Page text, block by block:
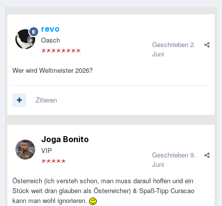
revo
Oasch Geschrieben 2.
Juni
Wer wird Weltmeister 2026?
Zitieren
Joga Bonito
VIP Geschrieben 9.
Juni
Österreich (ich versteh schon, man muss darauf hoffen und ein
Stück weit dran glauben als Österreicher) & Spaß-Tipp Curacao
kann man wohl ignorieren.